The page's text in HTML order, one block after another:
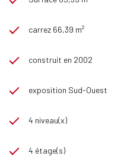
carrez 66,39 m²
construit en 2002
exposition Sud-Ouest
4 niveau(x)
4 étage(s)